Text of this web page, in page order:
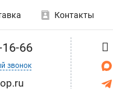
Контакты
66
звонок